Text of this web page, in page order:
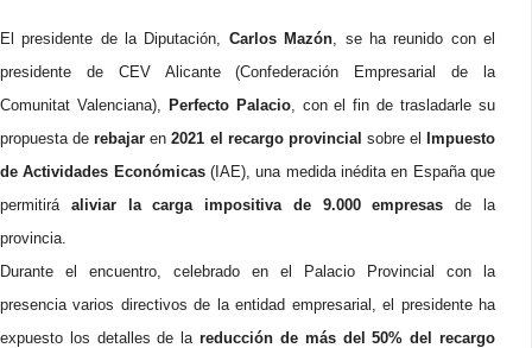
El presidente de la Diputación, Carlos Mazón, se ha reunido con el
presidente de CEV Alicante (Confederación Empresarial de la
Comunitat Valenciana), Perfecto Palacio, con el fin de trasladarle su
propuesta derebajar en2021 el recargo provincial sobre el
Impuesto
de Actividades Económicas(IAE), una medida inédita en España que
permitirá aliviar la carga impositiva de 9.000 empresasde la
provincia.
Durante el encuentro, celebrado en el Palacio Provincial con la
presencia varios directivos de la entidad empresarial, el presidente ha
expuesto los detalles de lareducción de más del 50% del recargo